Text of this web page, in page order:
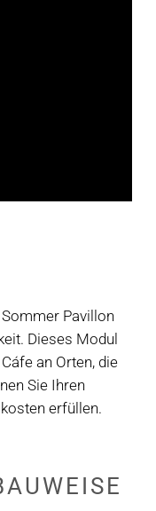
Pavillon
Dieses Modul
an Orten, die
Sie Ihren
erfüllen.